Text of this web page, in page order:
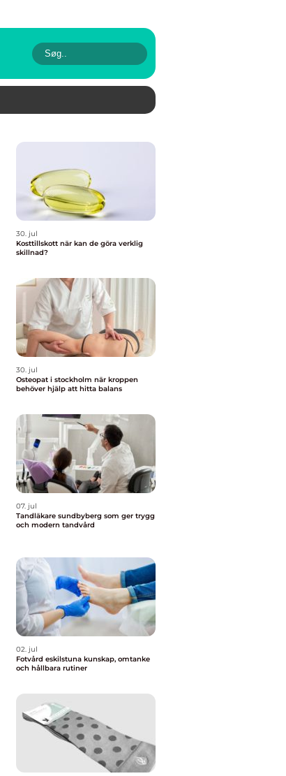
30. jul
Kosttillskott när kan de göra verklig
skillnad?
30. jul
Osteopat i stockholm när kroppen
behöver hjälp att hitta balans
07. jul
Tandläkare sundbyberg som ger trygg
och modern tandvård
02. jul
Fotvård eskilstuna kunskap, omtanke
och hållbara rutiner